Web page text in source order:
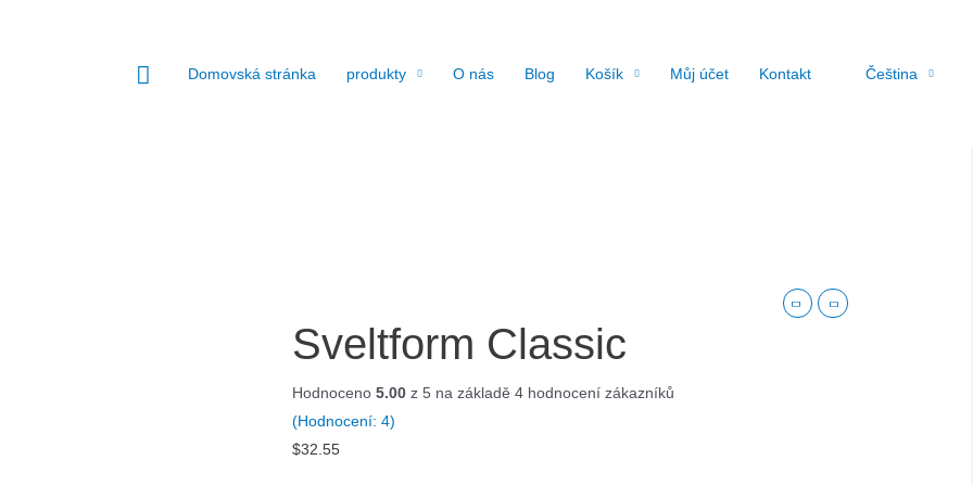
HledatDomovská stránka produkty O nás Blog Košík Můj účet Kontakt Čeština
Sveltform Classic
Hodnoceno 5.00z 5 na základě 4hodnocení zákazníků
(Hodnocení: 4)
$32.55